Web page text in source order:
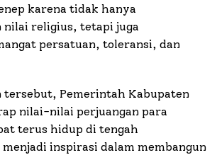
karena tidak hanya
nilai religius, tetapi juga
persatuan, toleransi, dan
tersebut, Pemerintah Kabupaten
nilai-nilai perjuangan para
terus hidup di tengah
inspirasi dalam membangun